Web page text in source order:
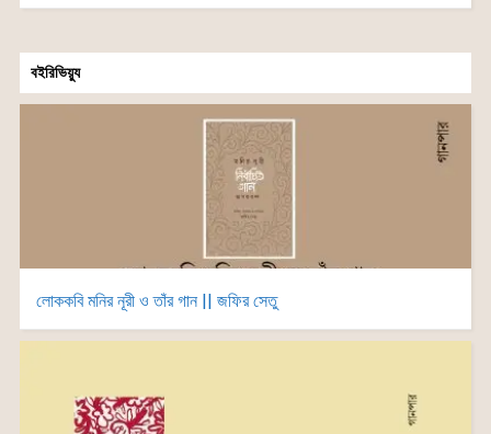
বইরিভিয়্যু
লোককবি মনির নূরী ও তাঁর গান || জফির সেতু